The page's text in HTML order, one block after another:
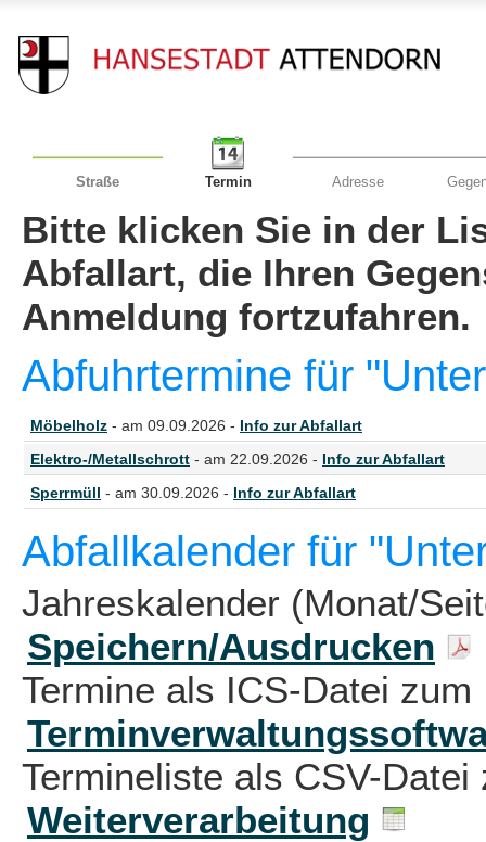
Straße Termin Adresse
Bitte klicken Sie in der
Abfallart, die Ihren
Anmeldung fortzufahren.
Abfuhrtermine für
Möbelholz - am 09.09.2026 - Info zur Abfallart
Elektro-/Metallschrott - am 22.09.2026 - Info zur Abfallart
Sperrmüll - am 30.09.2026 - Info zur Abfallart
Abfallkalender für
Jahreskalender (Monat/
Speichern/Ausdrucken
Termine als ICS-Datei zum
Termineliste als CSV-
Weiterverarbeitung